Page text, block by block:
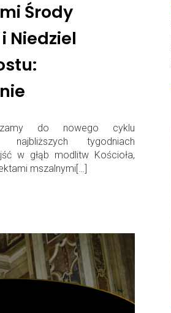
Środy
Niedziel
do nowego cyklu
najbliższych tygodniach
w głąb modlitw Kościoła,
mszalnymi[…]